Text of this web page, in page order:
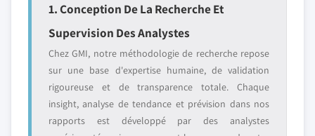
1. Conception De La Recherche Et
Supervision Des Analystes
Chez GMI, notre méthodologie de recherche repose
sur une base d'expertise humaine, de validation
rigoureuse et de transparence totale. Chaque
insight, analyse de tendance et prévision dans nos
rapports est développé par des analystes